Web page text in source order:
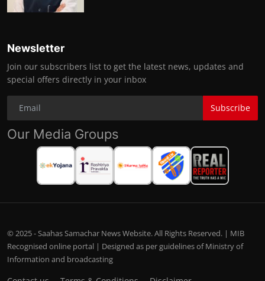
Newsletter
Join our subscribers list to get the latest news, updates and
special offers directly in your inbox
Subscribe
Our Media Groups
© 2025 - Saahas Samachar News Website. All Rights Reserved. | MIB
Recognised online portal | Designed as per guidelines of Ministry of
Information and broadcasting